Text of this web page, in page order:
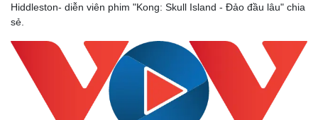
Hiddleston- diễn viên phim "Kong: Skull Island - Đảo đầu lâu" chia
sẻ.